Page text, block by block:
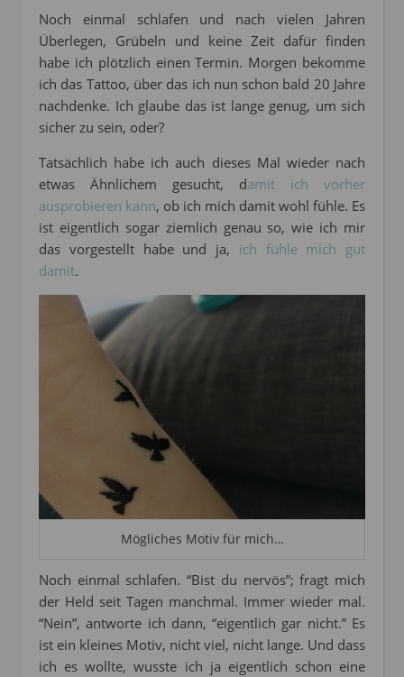
Noch einmal schlafen und nach vielen Jahren
Überlegen, Grübeln und keine Zeit dafür finden
habe ich plötzlich einen Termin. Morgen bekomme
ich das Tattoo, über das ich nun schon bald 20 Jahre
nachdenke. Ich glaube das ist lange genug, um sich
sicher zu sein, oder?
Tatsächlich habe ich auch dieses Mal wieder nach
etwas Ähnlichem gesucht, damit ich vorher
ausprobieren kann, ob ich mich damit wohl fühle. Es
ist eigentlich sogar ziemlich genau so, wie ich mir
das vorgestellt habe und ja, ich fühle mich gut
damit.
Mögliches Motiv für mich…
Noch einmal schlafen. “Bist du nervös”; fragt mich
der Held seit Tagen manchmal. Immer wieder mal.
“Nein”, antworte ich dann, “eigentlich gar nicht.” Es
ist ein kleines Motiv, nicht viel, nicht lange. Und dass
ich es wollte, wusste ich ja eigentlich schon eine